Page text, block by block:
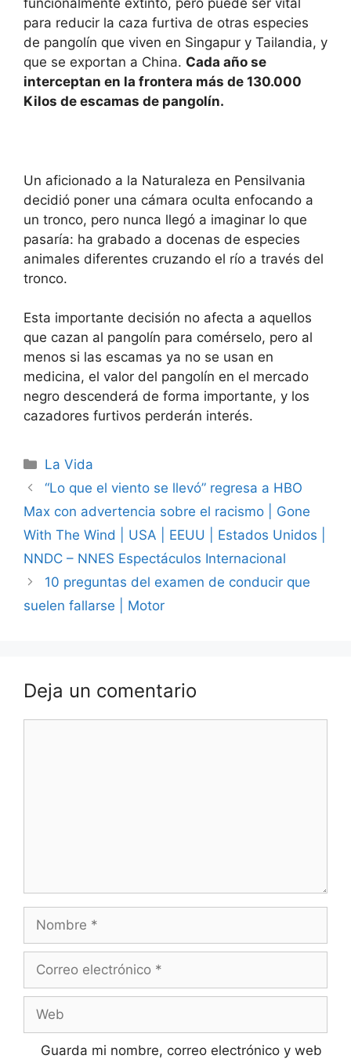
para reducir la caza furtiva de otras especies
de pangolín que viven en Singapur y Tailandia, y
que se exportan a China. Cada año se
interceptan en la frontera más de 130.000
Kilos de escamas de pangolín.
Un aficionado a la Naturaleza en Pensilvania
decidió poner una cámara oculta enfocando a
un tronco, pero nunca llegó a imaginar lo que
pasaría: ha grabado a docenas de especies
animales diferentes cruzando el río a través del
tronco.
Esta importante decisión no afecta a aquellos
que cazan al pangolín para comérselo, pero al
menos si las escamas ya no se usan en
medicina, el valor del pangolín en el mercado
negro descenderá de forma importante, y los
cazadores furtivos perderán interés.
Categorías
La Vida
“Lo que el viento se llevó” regresa a HBO
Max con advertencia sobre el racismo | Gone
With The Wind | USA | EEUU | Estados Unidos |
NNDC – NNES Espectáculos Internacional
10 preguntas del examen de conducir que
suelen fallarse | Motor
Deja un comentario
Nombre
Correo
Web
Guarda mi nombre, correo electrónico y web